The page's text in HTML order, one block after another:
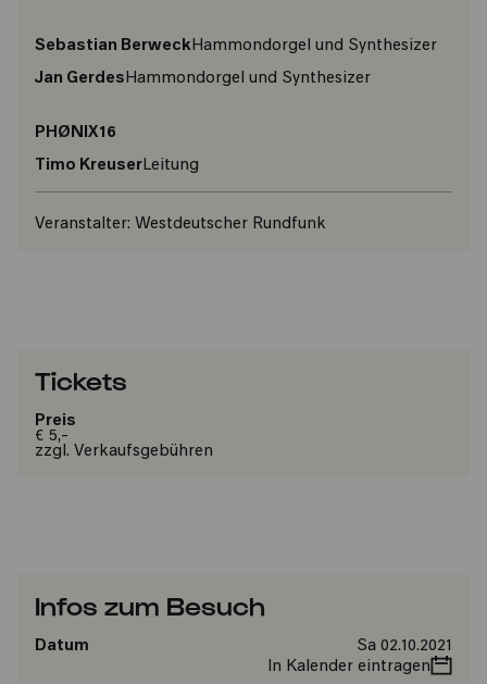
Sebastian BerweckHammondorgel und Synthesizer
Jan GerdesHammondorgel und Synthesizer
PHØNIX16
Timo KreuserLeitung
Veranstalter: Westdeutscher Rundfunk
Tickets
Preis
€ 5,-
zzgl. Verkaufsgebühren
Infos zum Besuch
Datum
Sa 02.10.2021
In Kalender eintragen